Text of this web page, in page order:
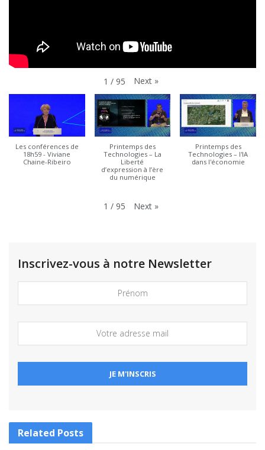
1 / 95 Next »
Les conférences de
18h59 - Viviane
Chaine-Ribeiro
Printemps des
Technologies – La
Liberté
d’expression à l’ère
du numérique
Printemps des
Technologies – l'IA
dans l'économie
1 / 95 Next »
Inscrivez-vous à notre Newsletter
Related Posts